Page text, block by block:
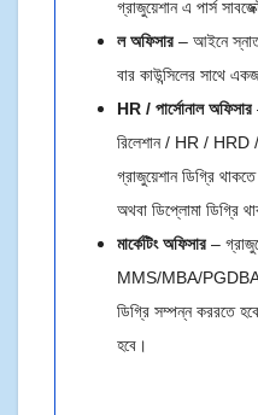
গ্রাজুয়েশান এ পার্স
ল অফিসার– আইনে
বার কাউন্সিলের সাথে
HR / পার্সোনাল অফিসার
রিলেশান / HR / HRD /
গ্রাজুয়েশান ডিগ্রি
অথবা ডিপ্লোমা ডিগ্রি
মার্কেটিং অফিসার–
MMS/MBA/
ডিগ্রি সম্পন্ন কররতে
হবে।